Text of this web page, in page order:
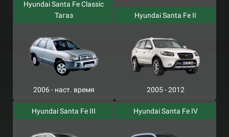
Hyundai Santa Fe Classic
Тагаз
2006 - наст. время
Hyundai Santa Fe II
2005 - 2012
Hyundai Santa Fe III Hyundai Santa Fe IV